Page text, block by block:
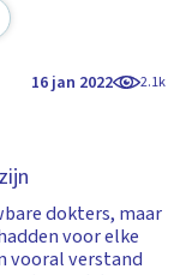
16 jan 2022 2.1k
dokters, maar
voor elke
vooral verstand